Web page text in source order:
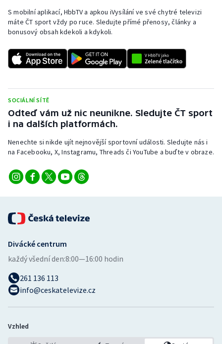
S mobilní aplikací, HbbTV a apkou iVysílání ve své chytré televizi
máte ČT sport vždy po ruce. Sledujte přímé přenosy, články a
bonusový obsah kdekoli a kdykoli.
SOCIÁLNÍ SÍTĚ
Odteď vám už nic neunikne. Sledujte ČT sport
i na dalších platformách.
Nenechte si nikde ujít nejnovější sportovní události. Sledujte nás i
na Facebooku, X, Instagramu, Threads či YouTube a buďte v obraze.
Divácké centrum
každý všední den:8:00—16:00 hodin
261 136 113
info@ceskatelevize.cz
Vzhled